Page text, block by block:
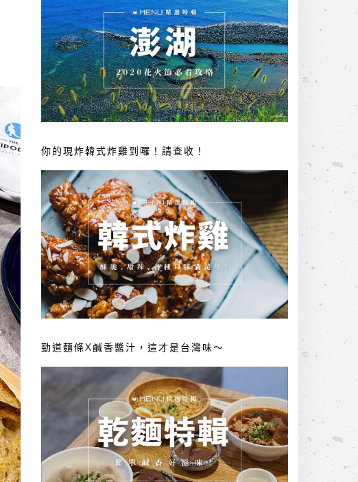
你的現炸韓式炸雞到囉！請查收！
勁道麵條X鹹香醬汁，這才是台灣味～